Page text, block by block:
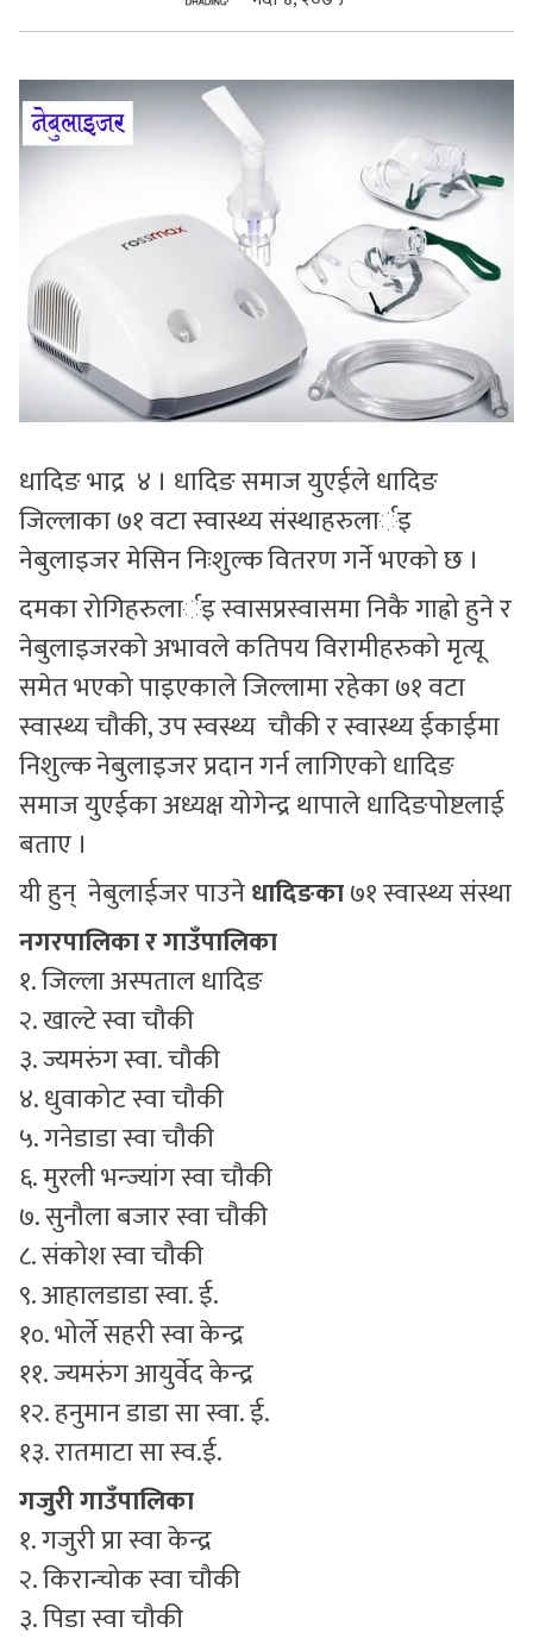
सुचनाहरु
स्वास्थ्य
भिडियो
धादिङ भाद्र ४ । धादिङ समाज युएईले धादिङ
जिल्लाका ७१ वटा स्वास्थ्य संस्थाहरुलार्इ
नेबुलाइजर मेसिन निःशुल्क वितरण गर्ने भएको छ ।
दमका रोगिहरुलार्इ स्वासप्रस्वासमा निकै गाह्रो हुने र
नेबुलाइजरको अभावले कतिपय विरामीहरुको मृत्यू
समेत भएको पाइएकाले जिल्लामा रहेका ७१ वटा
स्वास्थ्य चौकी, उप स्वस्थ्य चौकी र स्वास्थ्य ईकाईमा
निशुल्क नेबुलाइजर प्रदान गर्न लागिएको धादिङ
समाज युएईका अध्यक्ष योगेन्द्र थापाले धादिङपोष्टलाई
बताए ।
यी हुन् नेबुलाईजर पाउनेधादिङका७१ स्वास्थ्य संस्था
नगरपालिका र गाउँपालिका
१. जिल्ला अस्पताल धादिङ
२. खाल्टे स्वा चौकी
३. ज्यमरुंग स्वा. चौकी
४. धुवाकोट स्वा चौकी
५. गनेडाडा स्वा चौकी
६. मुरली भन्ज्यांग स्वा चौकी
७. सुनौला बजार स्वा चौकी
८. संकोश स्वा चौकी
९. आहालडाडा स्वा. ई.
१०. भोर्ले सहरी स्वा केन्द्र
११. ज्यमरुंग आयुर्वेद केन्द्र
१२. हनुमान डाडा सा स्वा. ई.
१३. रातमाटा सा स्व.ई.
गजुरी गाउँपालिका
१. गजुरी प्रा स्वा केन्द्र
२. किरान्चोक स्वा चौकी
३. पिडा स्वा चौकी